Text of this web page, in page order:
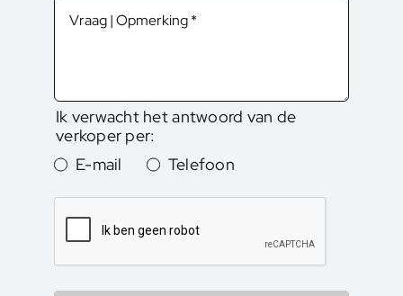
Ik verwacht het antwoord van de
verkoper per:
E-mail
Telefoon